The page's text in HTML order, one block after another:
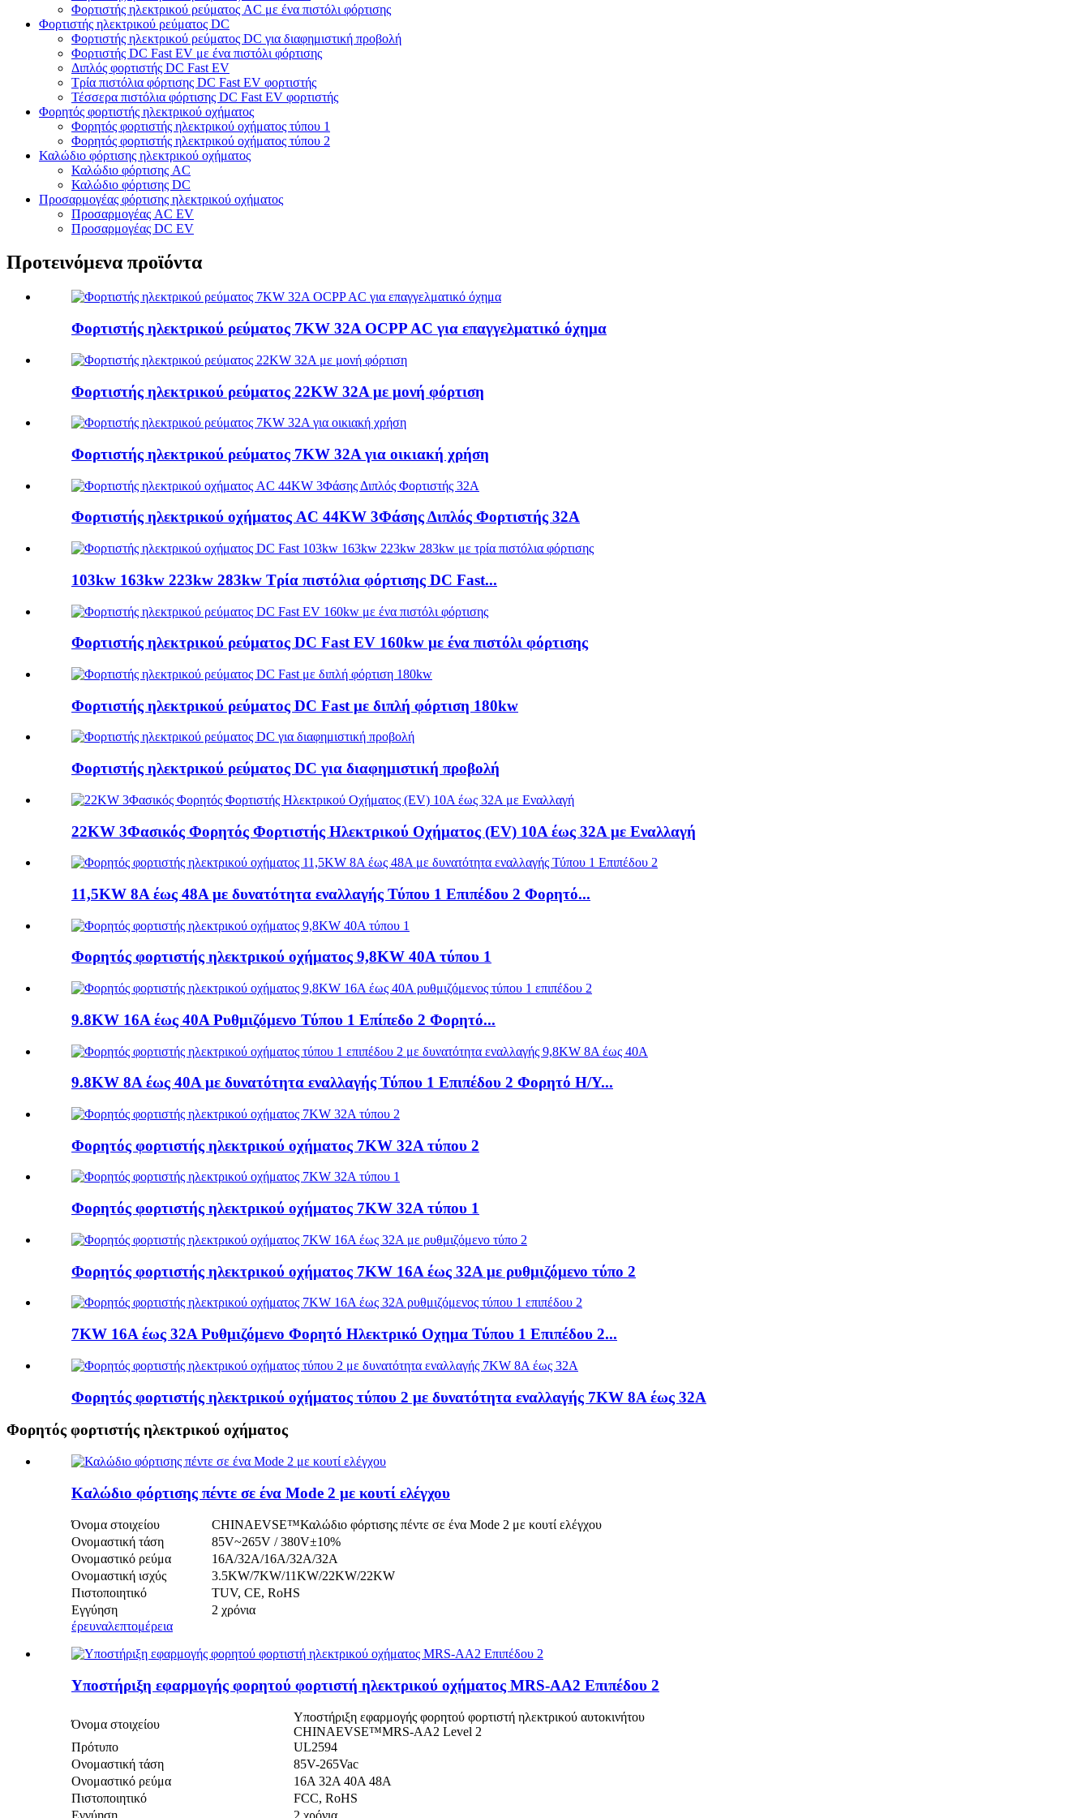
Φορτιστής ηλεκτρικού ρεύματος AC με ένα πιστόλι φόρτισης
Φορτιστής ηλεκτρικού ρεύματος DC
Φορτιστής ηλεκτρικού ρεύματος DC για διαφημιστική προβολή
Φορτιστής DC Fast EV με ένα πιστόλι φόρτισης
Διπλός φορτιστής DC Fast EV
Τρία πιστόλια φόρτισης DC Fast EV φορτιστής
Τέσσερα πιστόλια φόρτισης DC Fast EV φορτιστής
Φορητός φορτιστής ηλεκτρικού οχήματος
Φορητός φορτιστής ηλεκτρικού οχήματος τύπου 1
Φορητός φορτιστής ηλεκτρικού οχήματος τύπου 2
Καλώδιο φόρτισης ηλεκτρικού οχήματος
Καλώδιο φόρτισης AC
Καλώδιο φόρτισης DC
Προσαρμογέας φόρτισης ηλεκτρικού οχήματος
Προσαρμογέας AC EV
Προσαρμογέας DC EV
Προτεινόμενα προϊόντα
Φορτιστής ηλεκτρικού ρεύματος 7KW 32A OCPP AC για επαγγελματικό όχημα
Φορτιστής ηλεκτρικού ρεύματος 22KW 32A με μονή φόρτιση
Φορτιστής ηλεκτρικού ρεύματος 7KW 32A για οικιακή χρήση
Φορτιστής ηλεκτρικού οχήματος AC 44KW 3Φάσης Διπλός Φορτιστής 32A
103kw 163kw 223kw 283kw Τρία πιστόλια φόρτισης DC Fast...
Φορτιστής ηλεκτρικού ρεύματος DC Fast EV 160kw με ένα πιστόλι φόρτισης
Φορτιστής ηλεκτρικού ρεύματος DC Fast με διπλή φόρτιση 180kw
Φορτιστής ηλεκτρικού ρεύματος DC για διαφημιστική προβολή
22KW 3Φασικός Φορητός Φορτιστής Ηλεκτρικού Οχήματος (EV) 10A έως 32A με Εναλλαγή
11,5KW 8A έως 48A με δυνατότητα εναλλαγής Τύπου 1 Επιπέδου 2 Φορητό...
Φορητός φορτιστής ηλεκτρικού οχήματος 9,8KW 40A τύπου 1
9.8KW 16A έως 40A Ρυθμιζόμενο Τύπου 1 Επίπεδο 2 Φορητό...
9.8KW 8A έως 40A με δυνατότητα εναλλαγής Τύπου 1 Επιπέδου 2 Φορητό Η/Υ...
Φορητός φορτιστής ηλεκτρικού οχήματος 7KW 32A τύπου 2
Φορητός φορτιστής ηλεκτρικού οχήματος 7KW 32A τύπου 1
Φορητός φορτιστής ηλεκτρικού οχήματος 7KW 16A έως 32A με ρυθμιζόμενο τύπο 2
7KW 16A έως 32A Ρυθμιζόμενο Φορητό Ηλεκτρικό Οχημα Τύπου 1 Επιπέδου 2...
Φορητός φορτιστής ηλεκτρικού οχήματος τύπου 2 με δυνατότητα εναλλαγής 7KW 8A έως 32A
Φορητός φορτιστής ηλεκτρικού οχήματος
Καλώδιο φόρτισης πέντε σε ένα Mode 2 με κουτί ελέγχου
Όνομα στοιχείου
CHINAEVSE™️Καλώδιο φόρτισης πέντε σε ένα Mode 2 με κουτί ελέγχου
Ονομαστική τάση
85V~265V / 380V±10%
Ονομαστικό ρεύμα
16Α/32Α/16Α/32Α/32Α
Ονομαστική ισχύς
3.5KW/7KW/11KW/22KW/22KW
Πιστοποιητικό
TUV, CE, RoHS
Εγγύηση
2 χρόνια
έρευναλεπτομέρεια
Υποστήριξη εφαρμογής φορητού φορτιστή ηλεκτρικού οχήματος MRS-AA2 Επιπέδου 2
Όνομα στοιχείου
Υποστήριξη εφαρμογής φορητού φορτιστή ηλεκτρικού αυτοκινήτου
CHINAEVSE™️MRS-AA2 Level 2
Πρότυπο
UL2594
Ονομαστική τάση
85V-265Vac
Ονομαστικό ρεύμα
16Α 32Α 40Α 48Α
Πιστοποιητικό
FCC, RoHS
Εγγύηση
2 χρόνια